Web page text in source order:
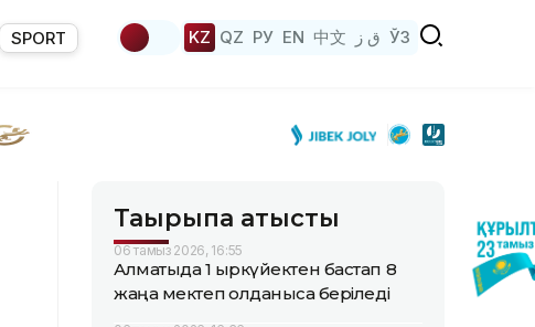
SPORT KZ QZ РУ EN 中文 ق ز ЎЗ
Тақырыпқа қатысты
06 тамыз 2026, 16:55
Алматыда 1 қыркүйектен бастап 8
жаңа мектеп қолданысқа беріледі